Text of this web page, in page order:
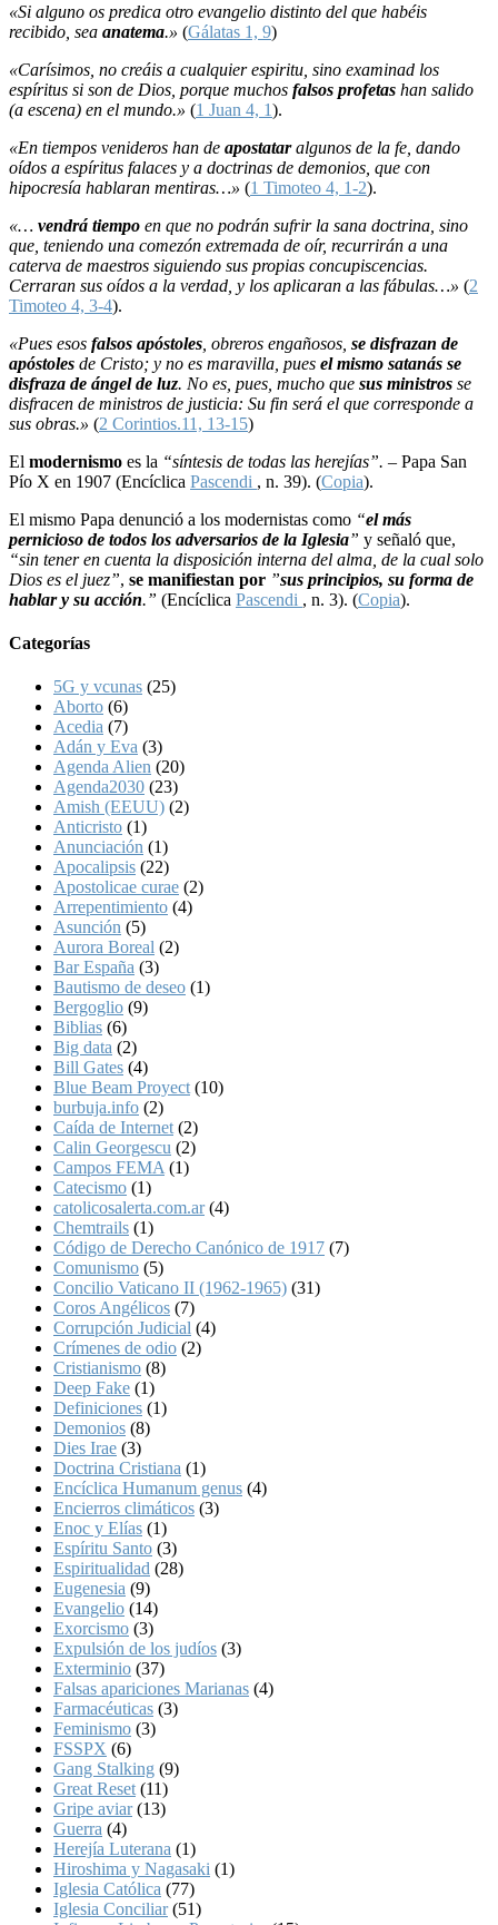
«Si alguno os predica otro evangelio distinto del que habéis
recibido, sea anatema.» (Gálatas 1, 9)
«Carísimos, no creáis a cualquier espiritu, sino examinad los
espíritus si son de Dios, porque muchos falsos profetas han salido
(a escena) en el mundo.» (1 Juan 4, 1).
«En tiempos venideros han de apostataralgunos de la fe, dando
oídos a espíritus falaces y a doctrinas de demonios, que con
hipocresía hablaran mentiras…» (1 Timoteo 4, 1-2).
«… vendrá tiempo en que no podrán sufrir la sana doctrina, sino
que, teniendo una comezón extremada de oír, recurrirán a una
caterva de maestros siguiendo sus propias concupiscencias.
Cerraran sus oídos a la verdad, y los aplicaran a las fábulas…» (2
Timoteo 4, 3-4).
«Pues esos falsos apóstoles , obreros engañosos, se disfrazan de
apóstoles de Cristo; y no es maravilla, pues el mismo satanás se
disfraza de ángel de luz. No es, pues, mucho que sus ministros se
disfracen de ministros de justicia: Su fin será el que corresponde a
sus obras.» (2 Corintios.11, 13-15)
El modernismo es la “síntesis de todas las herejías”. – Papa San
Pío X en 1907 (Encíclica Pascendi , n. 39). (Copia).
El mismo Papa denunció a los modernistas como “el más
pernicioso de todos los adversarios de la Iglesia” y señaló que,
“sin tener en cuenta la disposición interna del alma, de la cual solo
Dios es el juez”, se manifiestan por ”sus principios, su forma de
hablar y su acción.” (Encíclica Pascendi , n. 3). (Copia).
Categorías
5G y vcunas (25)
Aborto (6)
Acedia (7)
Adán y Eva (3)
Agenda Alien (20)
Agenda2030 (23)
Amish (EEUU) (2)
Anticristo (1)
Anunciación (1)
Apocalipsis (22)
Apostolicae curae (2)
Arrepentimiento (4)
Asunción (5)
Aurora Boreal (2)
Bar España (3)
Bautismo de deseo (1)
Bergoglio (9)
Biblias (6)
Big data (2)
Bill Gates (4)
Blue Beam Proyect (10)
burbuja.info (2)
Caída de Internet (2)
Calin Georgescu (2)
Campos FEMA (1)
Catecismo (1)
catolicosalerta.com.ar(4)
Chemtrails (1)
Código de Derecho Canónico de 1917 (7)
Comunismo (5)
Concilio Vaticano II (1962-1965) (31)
Coros Angélicos (7)
Corrupción Judicial (4)
Crímenes de odio (2)
Cristianismo (8)
Deep Fake (1)
Definiciones (1)
Demonios (8)
Dies Irae (3)
Doctrina Cristiana (1)
Encíclica Humanum genus (4)
Encierros climáticos (3)
Enoc y Elías (1)
Espíritu Santo (3)
Espiritualidad (28)
Eugenesia (9)
Evangelio (14)
Exorcismo (3)
Expulsión de los judíos (3)
Exterminio (37)
Falsas apariciones Marianas (4)
Farmacéuticas (3)
Feminismo (3)
FSSPX (6)
Gang Stalking (9)
Great Reset (11)
Gripe aviar(13)
Guerra (4)
Herejía Luterana (1)
Hiroshima y Nagasaki (1)
Iglesia Católica (77)
Iglesia Conciliar(51)